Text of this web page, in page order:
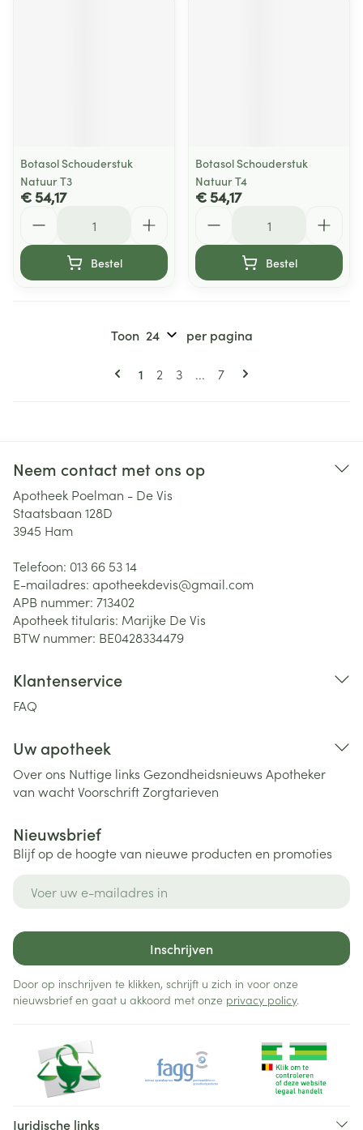
Botasol Schouderstuk
Natuur T3
€ 54,17
Bestel
Botasol Schouderstuk
Natuur T4
€ 54,17
Bestel
Pagina's
U lees momenteel pagina
1 Pagina
2 Pagina
3 ... Pagina
7
Toon per pagina
Neem contact met ons op
Apotheek Poelman - De Vis
Staatsbaan 128D
3945 Ham
Telefoon: 013 66 53 14
E-mailadres: apotheekdevis@gmail.com
APB nummer: 713402
Apotheek titularis: Marijke De Vis
BTW nummer: BE0428334479
Klantenservice
FAQ
Uw apotheek
Over ons Nuttige links Gezondheidsnieuws Apotheker
van wachtVoorschriftZorgtarieven
Nieuwsbrief
Blijf op de hoogte van nieuwe producten en promoties
Inschrijven
Door op inschrijven te klikken, schrijft u zich in voor onze
nieuwsbrief en gaat u akkoord met onze privacy policy.
Juridische links